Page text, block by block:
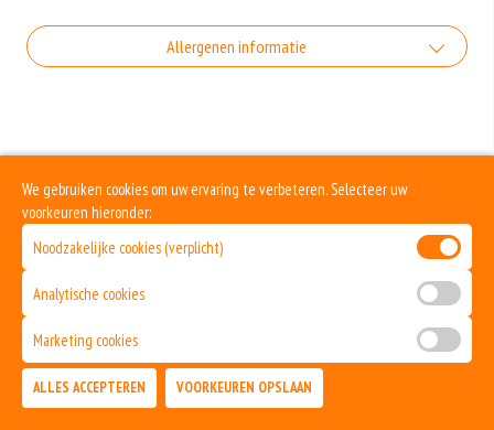
Allergenen informatie
We gebruiken cookies om uw ervaring te verbeteren. Selecteer uw
voorkeuren hieronder:
Noodzakelijke cookies (verplicht)
Analytische cookies
Marketing cookies
ALLES ACCEPTEREN VOORKEUREN OPSLAAN